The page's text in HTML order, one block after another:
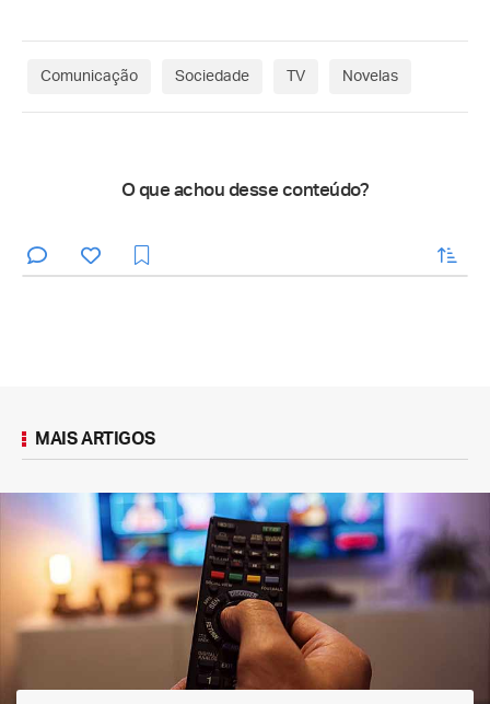
Comunicação Sociedade TV Novelas
O que achou desse conteúdo?
enviar
MAIS ARTIGOS